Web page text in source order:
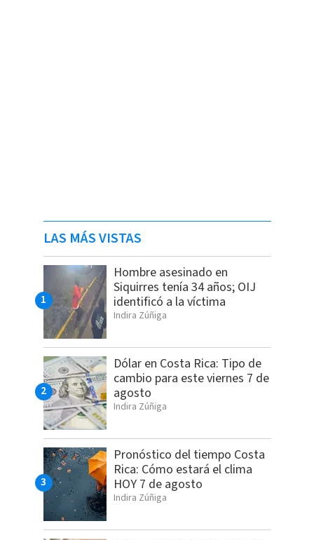
LAS MÁS VISTAS
Hombre asesinado en
Siquirres tenía 34 años; OIJ
identificó a la víctima
Indira Zúñiga
Dólar en Costa Rica: Tipo de
cambio para este viernes 7 de
agosto
Indira Zúñiga
Pronóstico del tiempo Costa
Rica: Cómo estará el clima
HOY 7 de agosto
Indira Zúñiga